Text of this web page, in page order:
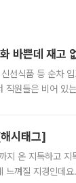
바쁜데 재고
선식품 등 순차
원들은 비어 있
시태그]
지 온 지독하고
껴질 지경인데